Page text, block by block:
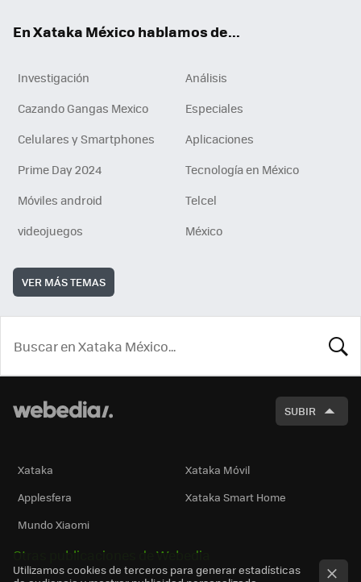
En Xataka México hablamos de...
Investigación
Análisis
Cazando Gangas Mexico
Especiales
Celulares y Smartphones
Aplicaciones
Prime Day 2024
Tecnología en México
Móviles android
Telcel
videojuegos
México
VER MÁS TEMAS
SUBIR
Xataka
Xataka Móvil
Applesfera
Xataka Smart Home
Mundo Xiaomi
Otras publicaciones de Webedia
Utilizamos cookies de terceros para generar estadísticas